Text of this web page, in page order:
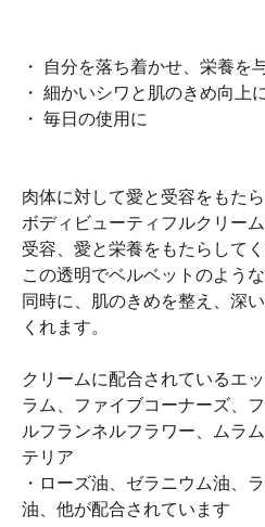
・ 自分を落ち着かせ、栄養を
・ 細かいシワと肌のきめ向上
・ 毎日の使用に
肉体に対して愛と受容をもたら
ボディビューティフルクリー
受容、愛と栄養をもたらしてく
この透明でベルベットのよう
同時に、肌のきめを整え、深
くれます。
クリームに配合されているエ
ラム、ファイブコーナーズ、
ルフランネルフラワー、ムラ
テリア
・ローズ油、ゼラニウム油、
油、他が配合されています